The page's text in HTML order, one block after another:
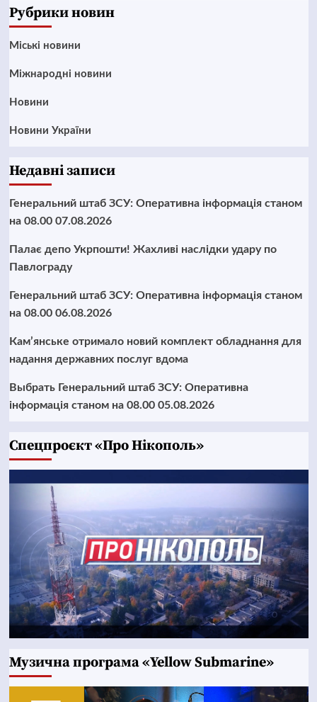
Рубрики новин
Mіські новини
Міжнародні новини
Новини
Новини України
Недавні записи
Генеральний штаб ЗСУ: Оперативна інформація станом
на 08.00 07.08.2026
Палає депо Укрпошти! Жахливі наслідки удару по
Павлограду
Генеральний штаб ЗСУ: Оперативна інформація станом
на 08.00 06.08.2026
Кам’янське отримало новий комплект обладнання для
надання державних послуг вдома
Выбрать Генеральний штаб ЗСУ: Оперативна
інформація станом на 08.00 05.08.2026
Cпецпроєкт «Про Нікополь»
Музична програма «Yellow Submarine»